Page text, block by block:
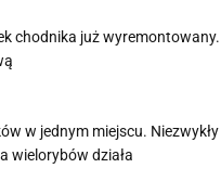
chodnika już
w jednym miejscu.
wielorybów działa